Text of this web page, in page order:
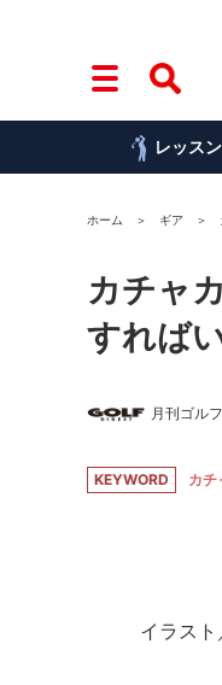
レッスン
ホーム ギア
カチャ
すれば
月刊ゴル
KEYWORD カチ
イラス